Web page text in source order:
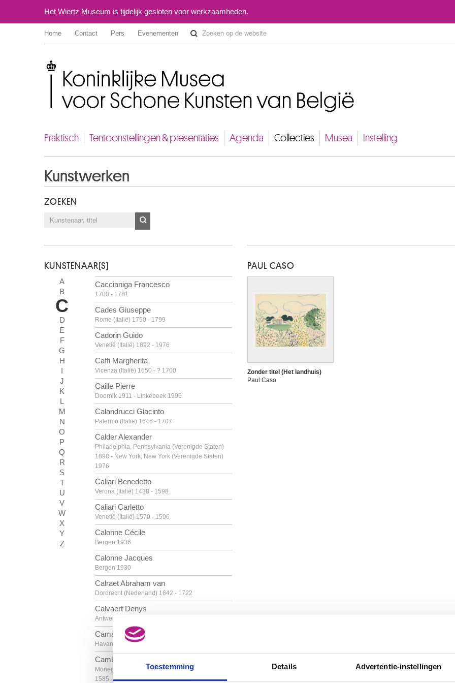
Toestemming Details Advertentie-instellingen
Het Wiertz Museum is tijdelijk gesloten voor werkzaamheden.
Home Contact Pers Evenementen
Praktisch Tentoonstellingen & presentaties Agenda Collecties Musea Instelling
Kunstwerken
ZOEKEN
KUNSTENAAR(S)
A
B
C
D
E
F
G
H
I
J
K
L
M
N
O
P
Q
R
S
T
U
V
W
X
Y
Z
Caccianiga Francesco
1700 - 1781
Cades Giuseppe
Rome (Italië) 1750 - 1799
Cadorin Guido
Venetië (Italië) 1892 - 1976
Caffi Margherita
Vicenza (Italië) 1650 - ? 1700
Caille Pierre
Doornik 1911 - Linkebeek 1996
Calandrucci Giacinto
Palermo (Italië) 1646 - 1707
Calder Alexander
Philadelphia, Pennsylvania (Verenigde Staten)
1898 - New York, New York (Verenigde Staten)
1976
Caliari Benedetto
Verona (Italië) 1438 - 1598
Caliari Carletto
Venetië (Italië) 1570 - 1596
Calonne Cécile
Bergen 1936
Calonne Jacques
Bergen 1930
Calraet Abraham van
Dordrecht (Nederland) 1642 - 1722
Calvaert Denys
Antwerpen ca. 1540 - Bologna (Italië) 1619
Camacho Jorge
Havana (Cuba) 1934
Cambiaso Luca
Moneglia / Genua (Italië) 1527 - Madrid (Spanje)
1585
PAUL CASO
Zonder titel (Het landhuis)
Paul Caso